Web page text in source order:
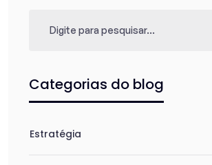
Categorias do blog
Estratégia